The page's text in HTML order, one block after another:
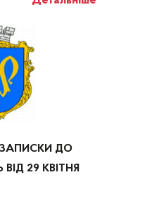
ДО
29 КВІТНЯ